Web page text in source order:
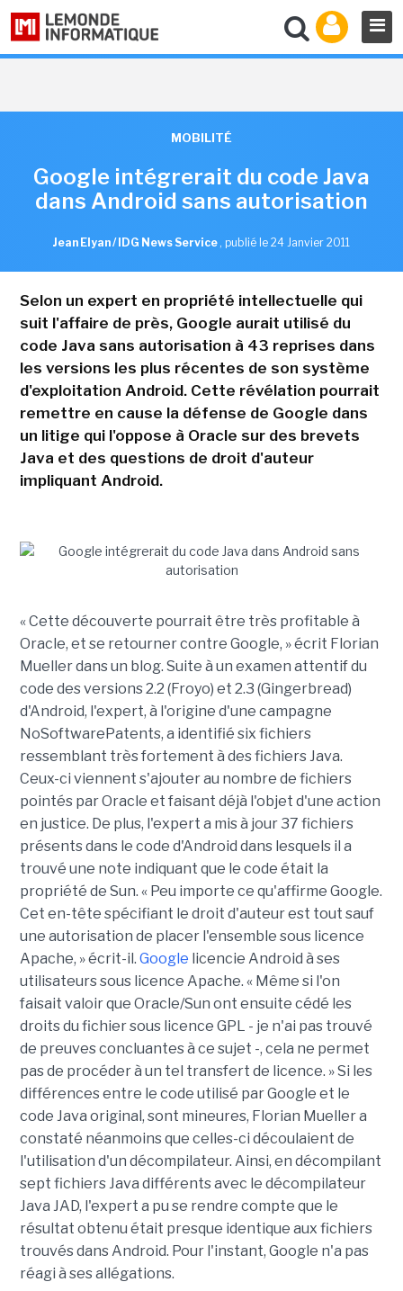
MOBILITÉ
Google intégrerait du code Java
dans Android sans autorisation
Jean Elyan / IDG News Service , publié le 24 Janvier 2011
Selon un expert en propriété intellectuelle qui
suit l'affaire de près, Google aurait utilisé du
code Java sans autorisation à 43 reprises dans
les versions les plus récentes de son système
d'exploitation Android. Cette révélation pourrait
remettre en cause la défense de Google dans
un litige qui l'oppose à Oracle sur des brevets
Java et des questions de droit d'auteur
impliquant Android.
« Cette découverte pourrait être très profitable à
Oracle, et se retourner contre Google, » écrit Florian
Mueller dans un blog. Suite à un examen attentif du
code des versions 2.2 (Froyo) et 2.3 (Gingerbread)
d'Android, l'expert, à l'origine d'une campagne
NoSoftwarePatents, a identifié six fichiers
ressemblant très fortement à des fichiers Java.
Ceux-ci viennent s'ajouter au nombre de fichiers
pointés par Oracle et faisant déjà l'objet d'une action
en justice. De plus, l'expert a mis à jour 37 fichiers
présents dans le code d'Android dans lesquels il a
trouvé une note indiquant que le code était la
propriété de Sun. « Peu importe ce qu'affirme Google.
Cet en-tête spécifiant le droit d'auteur est tout sauf
une autorisation de placer l'ensemble sous licence
Apache, » écrit-il. Google licencie Android à ses
utilisateurs sous licence Apache. « Même si l'on
faisait valoir que Oracle/Sun ont ensuite cédé les
droits du fichier sous licence GPL - je n'ai pas trouvé
de preuves concluantes à ce sujet -, cela ne permet
pas de procéder à un tel transfert de licence. » Si les
différences entre le code utilisé par Google et le
code Java original, sont mineures, Florian Mueller a
constaté néanmoins que celles-ci découlaient de
l'utilisation d'un décompilateur. Ainsi, en décompilant
sept fichiers Java différents avec le décompilateur
Java JAD, l'expert a pu se rendre compte que le
résultat obtenu était presque identique aux fichiers
trouvés dans Android. Pour l'instant, Google n'a pas
réagi à ses allégations.